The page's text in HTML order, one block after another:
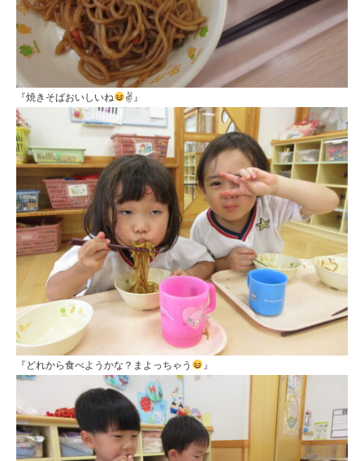
『焼きそばおいしいね ✌』
『どれから食べようかな？まよっちゃう 』